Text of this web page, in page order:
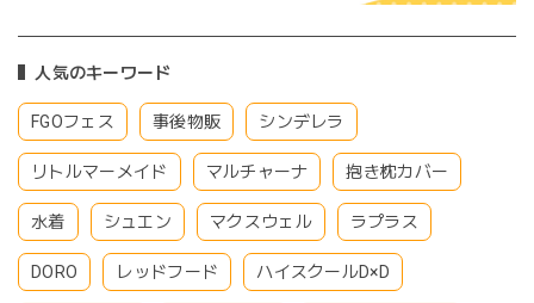
人気のキーワード
FGOフェス 事後物販 シンデレラ
リトルマーメイド マルチャーナ 抱き枕カバー
水着 シュエン マクスウェル ラプラス
DORO レッドフード ハイスクールD×D